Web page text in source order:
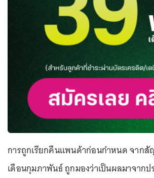
การถูกเรียกคืนแพนด้าก่อนกำหนด จาก
เดือนกุมภาพันธ์ ถูกมองว่าเป็นผลมาจาก